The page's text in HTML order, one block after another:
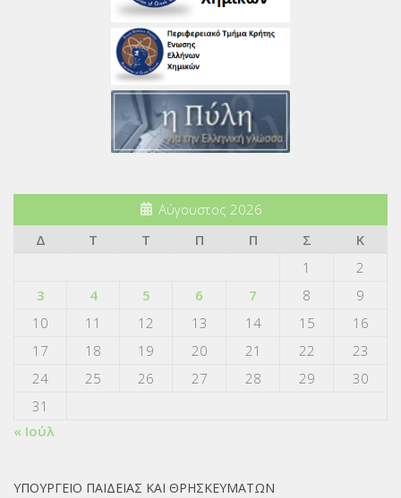
Αύγουστος 2026
Δ
Τ Τ Π Π Σ
Κ
1
2
3
4 5 6 7 8
9
10
11 12 13 14 15
16
17
18 19 20 21 22
23
24
25 26 27 28 29
30
31
« Ιούλ
ΥΠΟΥΡΓΕΙΟ ΠΑΙΔΕΙΑΣ ΚΑΙ ΘΡΗΣΚΕΥΜΑΤΩΝ